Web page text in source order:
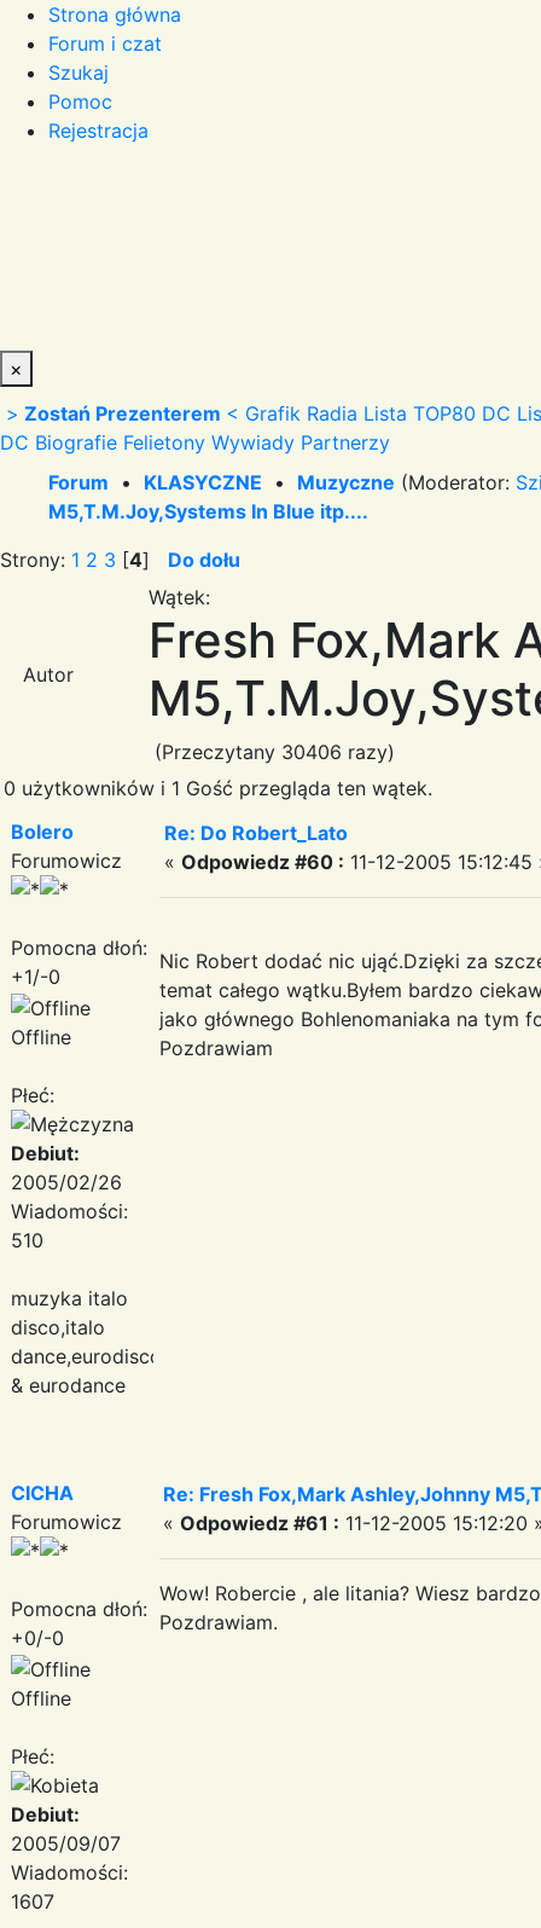
Strona główna
Forum i czat
Szukaj
Pomoc
Rejestracja
×
> Zostań Prezenterem < Grafik Radia Lista TOP80 DC
DC Biografie Felietony Wywiady Partnerzy
Forum • KLASYCZNE • Muzyczne (Moderator:
M5,T.M.Joy,Systems In Blue itp....
Strony: 1 2 3 [4] Do dołu
Autor
Wątek:
Fresh Fox,Mark
(Przeczytany 30406 razy)
0 użytkowników i 1 Gość przegląda ten wątek.
Bolero
Forumowicz
Pomocna dłoń:
+1/-0
Offline
Płeć:
Debiut:
2005/02/26
Wiadomości:
510
muzyka italo
disco,italo
dance,eurodisco
& eurodance
Re: Do Robert_Lato
« Odpowiedz #60 : 11-12-2005 15:12:45
Nic Robert dodać nic ująć.Dzięki za
temat całego wątku.Byłem bardzo
jako głównego Bohlenomaniaka na tym
Pozdrawiam
CICHA
Forumowicz
Pomocna dłoń:
+0/-0
Offline
Płeć:
Debiut:
2005/09/07
Wiadomości:
1607
Re: Fresh Fox,Mark Ashley,Johnny
« Odpowiedz #61 : 11-12-2005 15:12:20
Wow! Robercie , ale litania? Wiesz
Pozdrawiam.